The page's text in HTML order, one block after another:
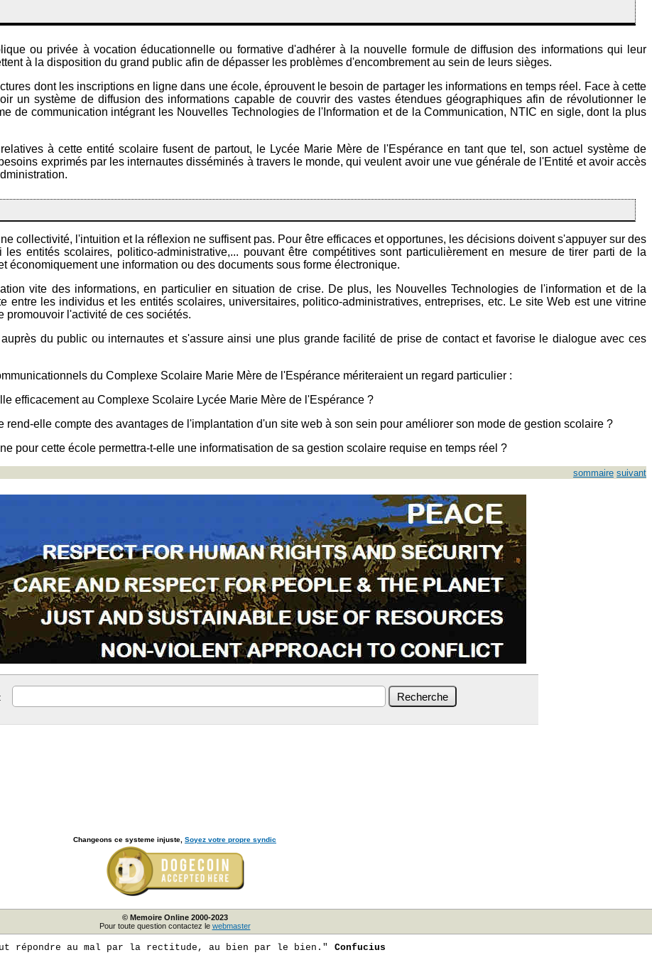
ou privée à vocation éducationnelle ou formative d'adhérer à la nouvelle formule de diffusion des informations qui leur
à la disposition du grand public afin de dépasser les problèmes d'encombrement au sein de leurs sièges.
dont les inscriptions en ligne dans une école, éprouvent le besoin de partager les informations en temps réel. Face à cette
un système de diffusion des informations capable de couvrir des vastes étendues géographiques afin de révolutionner le
de communication intégrant les Nouvelles Technologies de l'Information et de la Communication, NTIC en sigle, dont la plus
à cette entité scolaire fusent de partout, le Lycée Marie Mère de l'Espérance en tant que tel, son actuel système de
exprimés par les internautes disséminés à travers le monde, qui veulent avoir une vue générale de l'Entité et avoir accès
collectivité, l'intuition et la réflexion ne suffisent pas. Pour être efficaces et opportunes, les décisions doivent s'appuyer sur des
entités scolaires, politico-administrative,... pouvant être compétitives sont particulièrement en mesure de tirer parti de la
économiquement une information ou des documents sous forme électronique.
vite des informations, en particulier en situation de crise. De plus, les Nouvelles Technologies de l'information et de la
entre les individus et les entités scolaires, universitaires, politico-administratives, entreprises, etc. Le site Web est une vitrine
promouvoir l'activité de ces sociétés.
du public ou internautes et s'assure ainsi une plus grande facilité de prise de contact et favorise le dialogue avec ces
du Complexe Scolaire Marie Mère de l'Espérance mériteraient un regard particulier :
efficacement au Complexe Scolaire Lycée Marie Mère de l'Espérance ?
elle compte des avantages de l'implantation d'un site web à son sein pour améliorer son mode de gestion scolaire ?
pour cette école permettra-t-elle une informatisation de sa gestion scolaire requise en temps réel ?
sommaire suivant
Changeons ce systeme injuste, Soyez votre propre syndic
© Memoire Online 2000-2023
Pour toute question contactez le webmaster
répondre au mal par la rectitude, au bien par le bien." Confucius